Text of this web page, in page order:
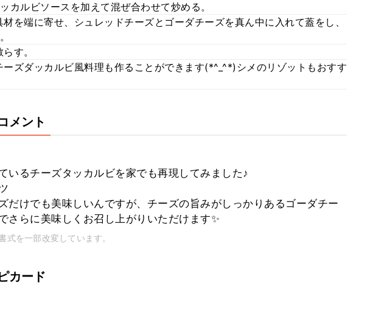
カルビソースを加えて混ぜ合わせて炒める。
を端に寄せ、シュレッドチーズとゴーダチーズを真ん中に入れて蓋をし、
す。
ーズダッカルビ風料理も作ることができます(*^_^*)シメのリゾットもおすす
メント
いるチーズタッカルビを家でも再現してみました♪
だけでも美味しいんですが、チーズの旨みがしっかりあるゴーダチー
さらに美味しくお召し上がりいただけます✨
式を一部改変しています。
カード